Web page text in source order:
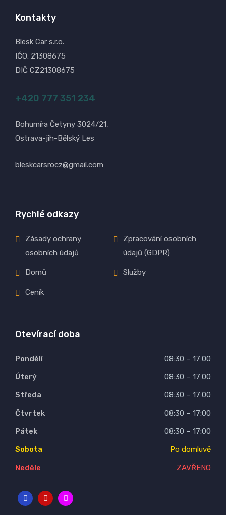
Kontakty
Blesk Car s.r.o.
IČO: 21308675
DIČ CZ21308675
+420 777 351 234
Bohumíra Četyny 3024/21,
Ostrava-jih-Bělský Les
bleskcarsrocz@gmail.com
Rychlé odkazy
Zásady ochrany
osobních údajů
Zpracování osobních
údajů (GDPR)
Domů Služby
Ceník
Otevírací doba
Pondělí
08:30 – 17:00
Úterý
08:30 – 17:00
Středa
08:30 – 17:00
Čtvrtek
08:30 – 17:00
Pátek
08:30 – 17:00
Sobota
Po domluvě
Neděle
ZAVŘENO